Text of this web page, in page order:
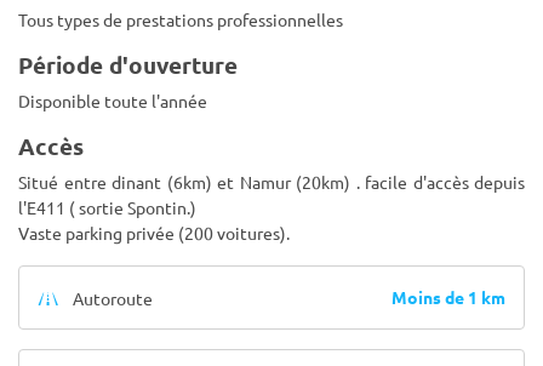
Tous types de prestations professionnelles
Période d'ouverture
Disponible toute l'année
Accès
Situé entre dinant (6km) et Namur (20km) . facile d'accès depuis
l'E411 ( sortie Spontin.)
Vaste parking privée (200 voitures).
Autoroute Moins de 1 km